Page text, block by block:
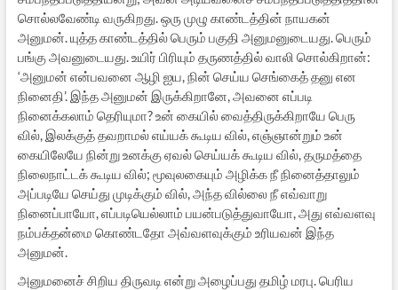
சொல்லவேண்டி வருகிறது. ஒரு முழு காண்டத்தின் நாயகன்
அனுமன். யுத்த காண்டத்தில் பெரும் பகுதி அனுமனுடையது. பெரும்
பங்கு அவனுடையது. உயிர் பிரியும் தருணத்தில் வாலி சொல்கிறான்:
‘அனுமன் என்பவனை ஆழி ஐய, நின் செய்ய செங்கைத் தனு என
நினைதி’. இந்த அனுமன் இருக்கிறானே, அவனை எப்படி
நினைக்கலாம் தெரியுமா? உன் கையில் வைத்திருக்கிறாயே பெரு
வில், இலக்குத் தவறாமல் எய்யக் கூடிய வில், எஞ்ஞான்றும் உன்
கையிலேயே நின்று உனக்கு ஏவல் செய்யக் கூடிய வில், தருமத்தை
நிலைநாட்டக் கூடிய வில்; மூவுலகையும் அழிக்க நீ நினைத்தாலும்
அப்படியே செய்து முடிக்கும் வில், அந்த வில்லை நீ எவ்வாறு
நினைப்பாயோ, எப்படியெல்லாம் பயன்படுத்துவாயோ, அது எவ்வளவு
நம்பக்தன்மை கொண்டதோ அவ்வளவுக்கும் உரியவன் இந்த
அனுமன்.
அனுமனைச் சிறிய திருவடி என்று அழைப்பது தமிழ் மரபு. பெரிய